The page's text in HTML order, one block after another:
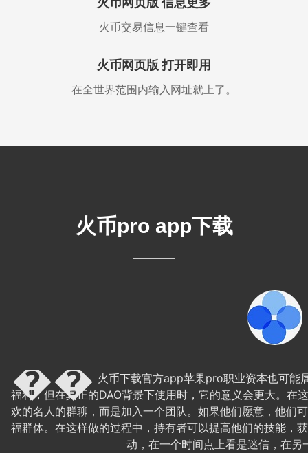
火币交易信息一键查看
火币网页版 打开即用
在全世界范围内输入网址就上了。
火币pro app下载
火币下载官方app苹果pro职业资本也可能
福利，但在真正的DAO背景下使用时，它的意义会更大。在
欢的名人的群聊，而是加入一个团队。如果他们愿意，他们
福群体。在这样做的过程中，持有者可以提高他们的技能，
动，在一个时间点上看是迷信，在另